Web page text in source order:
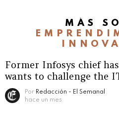
MÁS
Former Infosys chief
wants to challenge the
Por Redacción - El Semanal
hace un mes